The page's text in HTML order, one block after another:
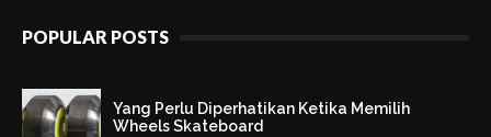
POPULAR POSTS
Yang Perlu Diperhatikan Ketika Memilih
Wheels Skateboard